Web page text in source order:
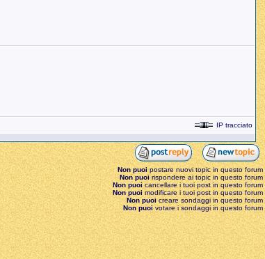
IP tracciato
Non puoipostare nuovi topic in questo forum
Non puoi rispondere ai topic in questo forum
Non puoicancellare i tuoi post in questo forum
Non puoi modificare i tuoi post in questo forum
Non puoicreare sondaggi in questo forum
Non puoi votare i sondaggi in questo forum